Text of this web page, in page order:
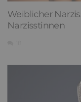
Weiblicher
Narzisstinnen